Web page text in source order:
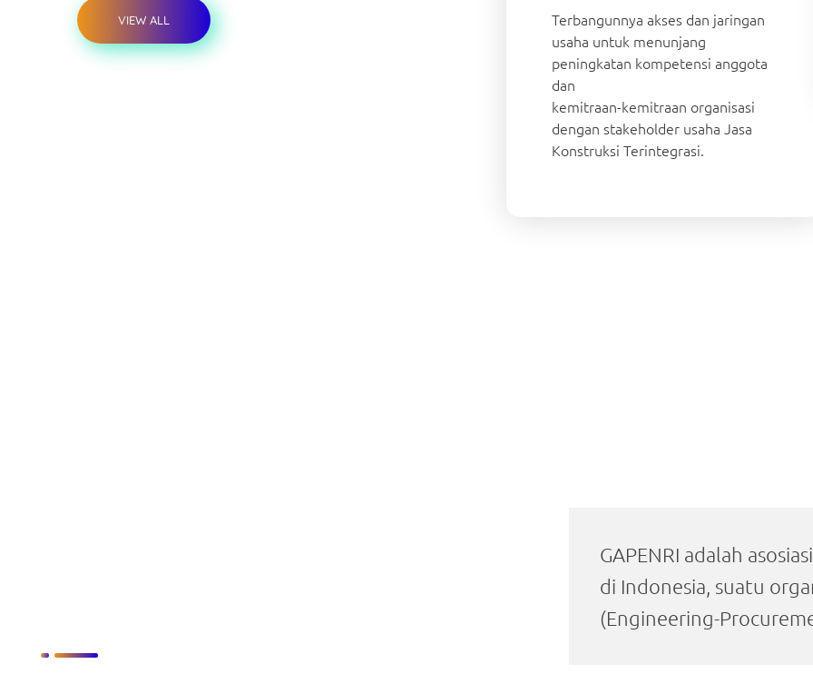
GAPENRI adalah
di Indonesia, suatu
(Engineering-
VIEW ALL
Terbangunnya akses dan jaringan
usaha untuk menunjang
peningkatan kompetensi anggota
dan
kemitraan-kemitraan organisasi
dengan stakeholder usaha Jasa
Konstruksi Terintegrasi.